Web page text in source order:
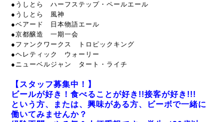
●うしとら ハーフステップ・ペールエール
●うしとら 風神
●ベアード 日本物語エール
●京都醸造 一期一会
●ファンクワークス トロピックキング
●ヘレティック ウォーリー
●ニューベルジャン タート・ライチ
【スタッフ募集中！】
ビールが好き！食べることが好き!!接客が好き!!!
という方、または、興味がある方、ビーボで一緒に
働いてみませんか？